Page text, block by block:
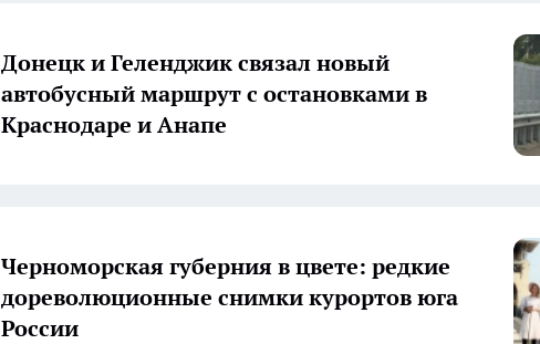
Донецк и Геленджик связал новый
автобусный маршрут с остановками в
Краснодаре и Анапе
Черноморская губерния в цвете: редкие
дореволюционные снимки курортов юга
России